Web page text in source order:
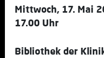
Mittwoch, 17. Mai
17.00 Uhr
Bibliothek der